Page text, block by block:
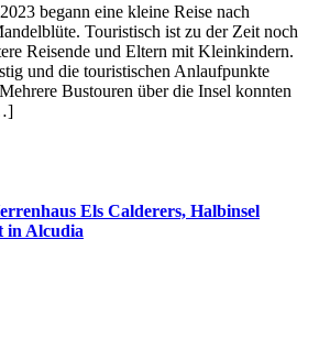
begann eine kleine Reise nach
Touristisch ist zu der Zeit noch
Reisende und Eltern mit Kleinkindern.
und die touristischen Anlaufpunkte
Bustouren über die Insel konnten
Els Calderers, Halbinsel
in Alcudia